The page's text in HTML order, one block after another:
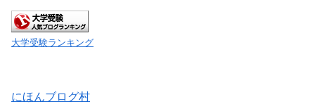
大学受験ランキング
にほんブログ村